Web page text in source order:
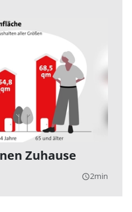
Zuhause
query_builder2min